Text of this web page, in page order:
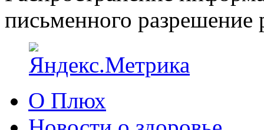
письменного разрешение
О Плюх